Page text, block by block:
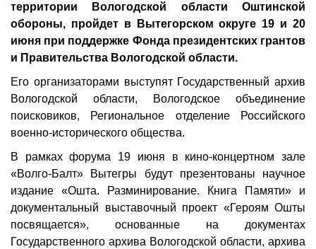
территории Вологодской области Оштинской
обороны, пройдет в Вытегорском округе 19 и 20
июня при поддержке Фонда президентских грантов
и Правительства Вологодской области.
Его организаторами выступят Государственный архив
Вологодской области, Вологодское объединение
поисковиков, Региональное отделение Российского
военно-исторического общества.
В рамках форума 19 июня в кино-концертном зале
«Волго-Балт» Вытегры будут презентованы научное
издание «Ошта. Разминирование. Книга Памяти» и
документальный выставочный проект «Героям Ошты
посвящается», основанные на документах
Государственного архива Вологодской области, архива